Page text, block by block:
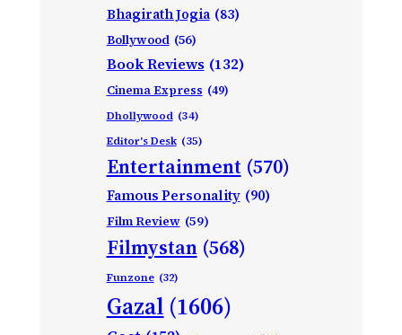
Bhagirath Jogia (83)
Bollywood (56)
Book Reviews (132)
Cinema Express (49)
Dhollywood (34)
Editor's Desk (35)
Entertainment (570)
Famous Personality (90)
Film Review (59)
Filmystan (568)
Funzone (32)
Gazal (1606)